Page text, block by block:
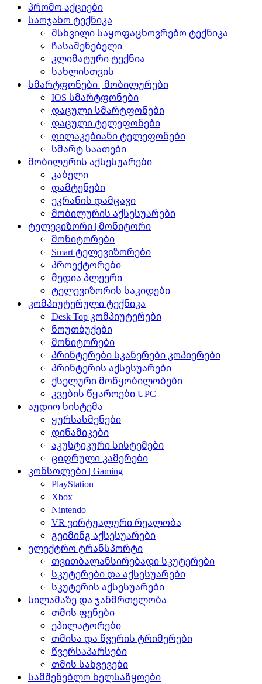
პრომო აქციები
საოჯახო ტექნიკა
მსხვილი საყოფაცხოვრებო ტექნიკა
ჩასაშენებელი
კლიმატური ტექნია
სახლისთვის
სმარტფონები | მობილურები
IOS სმარტფონები
დაცული სმარტფონები
დაცული ტელეფონები
ღილაკებიანი ტელეფონები
სმარტ საათები
მობილურის აქსესუარები
კაბელი
დამტენები
ეკრანის დამცავი
მობილურის აქსესუარები
ტელევიზორი | მონიტორი
მონიტორები
Smart ტელევიზორები
პროექტორები
მედია პლეერი
ტელევიზორის საკიდები
კომპიუტერული ტექნიკა
Desk Top კომპიუტერები
ნოუთბუქები
მონიტორები
პრინტერები სკანერები კოპიერები
პრინტერის აქსესუარები
ქსელური მოწყობილობები
კვების წყაროები UPC
აუდიო სისტემა
ყურსასმენები
დინამიკები
აკუსტიკური სისტემები
ციფრული კამერები
კონსოლები | Gaming
PlayStation
Xbox
Nintendo
VR ვირტუალური რეალობა
გეიმინგ აქსესუარები
ელექტრო ტრანსპორტი
თვითბალანსირებადი სკუტერები
სკუტერები და აქსესუარები
სკუტერის აქსესუარები
სილამაზე და ჯანმრთელობა
თმის ფენები
ეპილატორები
თმისა და წვერის ტრიმერები
წვერსაპარსები
თმის სახვევები
სამშენებლო ხელსაწყოები